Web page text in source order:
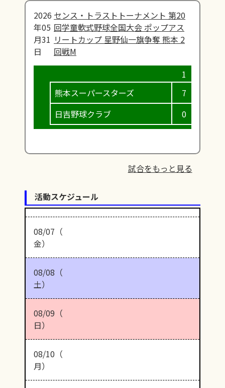
2026
年05
月31
日
センス・トラストトーナメント 第20
回学童軟式野球全国大会 ポップアス
リートカップ 星野仙一旗争奪 熊本 2
回戦M
熊本スーパースターズ
日吉野球クラブ
7
0
試合をもっと見る
活動スケジュール
08/07（
金）
08/08（
土）
08/09（
日）
08/10（
月）